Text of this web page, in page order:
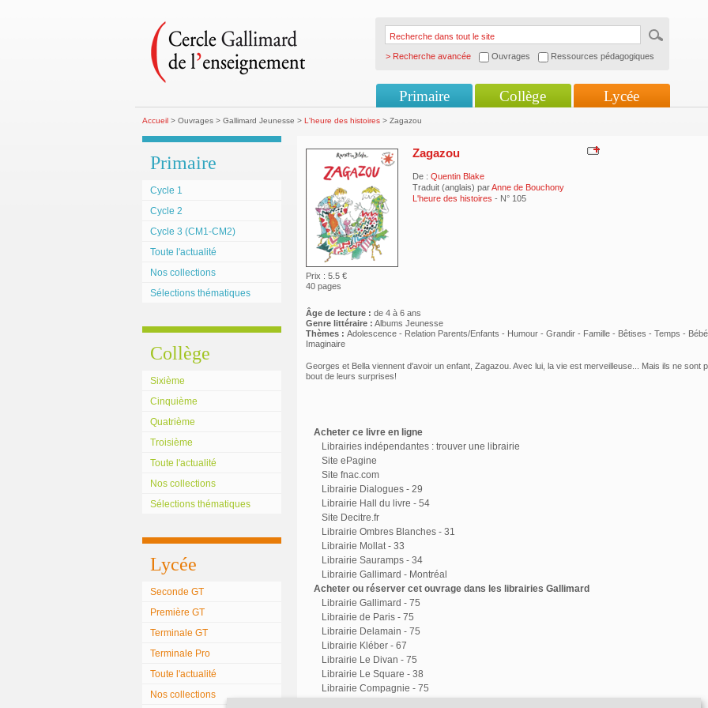
> Recherche avancée Ouvrages Ressources pédagogiques
Primaire Collège Lycée
Accueil> Ouvrages > Gallimard Jeunesse > L'heure des histoires> Zagazou
Primaire
Cycle 1
Cycle 2
Cycle 3 (CM1-CM2)
Toute l'actualité
Nos collections
Sélections thématiques
Collège
Sixième
Cinquième
Quatrième
Troisième
Toute l'actualité
Nos collections
Sélections thématiques
Lycée
Seconde GT
Première GT
Terminale GT
Terminale Pro
Toute l'actualité
Nos collections
Prix : 5.5 €
40 pages
Zagazou
De : Quentin Blake
Traduit (anglais) parAnne de Bouchony
L'heure des histoires - N° 105
Âge de lecture : de 4 à 6 ans
Genre littéraire : Albums Jeunesse
Thèmes : Adolescence - Relation Parents/Enfants - Humour - Grandir - Famille - Bêtises - Temps -
Imaginaire
Georges et Bella viennent d'avoir un enfant, Zagazou. Avec lui, la vie est merveilleuse... Mais ils ne sont
bout de leurs surprises!
Acheter ce livre en ligne
Librairies indépendantes : trouver une librairie
Site ePagine
Site fnac.com
Librairie Dialogues - 29
Librairie Hall du livre - 54
Site Decitre.fr
Librairie Ombres Blanches - 31
Librairie Mollat - 33
Librairie Sauramps - 34
Librairie Gallimard - Montréal
Acheter ou réserver cet ouvrage dans les librairies Gallimard
Librairie Gallimard - 75
Librairie de Paris - 75
Librairie Delamain - 75
Librairie Kléber - 67
Librairie Le Divan - 75
Librairie Le Square - 38
Librairie Compagnie - 75